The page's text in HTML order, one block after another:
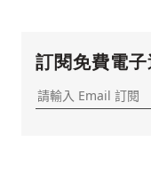
訂閱免費電子